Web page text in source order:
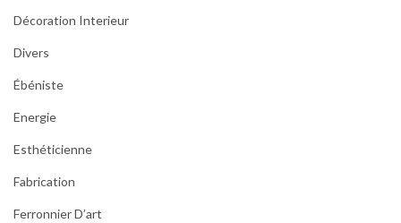
Décoration Interieur
Divers
Ébéniste
Energie
Esthéticienne
Fabrication
Ferronnier D’art